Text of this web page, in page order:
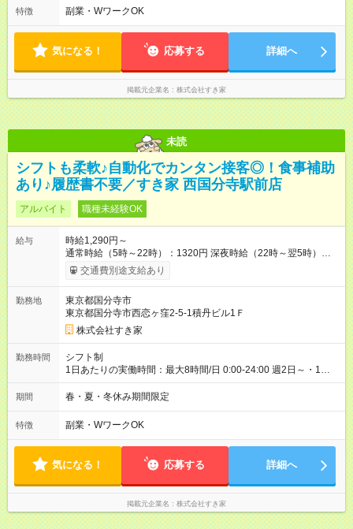
す。 必ず、2名以上での勤務を行いますので、安心して働けま
す。
特徴 副業・WワークOK
気になる！ 応募する 詳細へ
掲載元企業名 株式会社すき家
未読
シフトも柔軟♪自動化でカンタン接客◎！食事補助
あり♪履歴書不要／すき家 西国分寺駅前店
アルバイト 職種未経験OK
給与
時給1,290円～
通常時給（5時～22時）：1320円 深夜時給（22時～翌5時）：
1650円 高校生時給：1290円 【特別手当】早朝手当（5：00-9：
00）時給+150円 【試用期間】試用期間あり 試用期間の長さ：1
30日（※条件変更なし）ですが、切り上げで一ヶ月とさせてい
ただきます。 研修制度あり：15時間(研修中も同時給）
交通費別途支給あり
勤務地
東京都国分寺市
東京都国分寺市西恋ヶ窪2-5-1積丹ビル1Ｆ
株式会社すき家
勤務時間
シフト制
1日あたりの実働時間：最大8時間/日 0:00-24:00 週2日～・1日
2h～OK ＜シフト例＞ 〇朝帯 5:00-9:00 〇昼帯 9:00-14:00 〇午
後帯 14:00-18:00 〇夜帯 18:00-22:00 〇深夜帯 22:00-翌5:00 基
ます♪
期間 春・夏・冬休み期間限定
特徴 副業・WワークOK
気になる！ 応募する 詳細へ
掲載元企業名 株式会社すき家